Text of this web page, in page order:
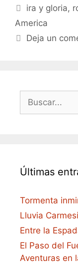
Etiquetas
ira y gloria,
America
Deja un
Últimas
Tormenta
Lluvia Carmesí
Entre la
El Paso del
Aventuras en